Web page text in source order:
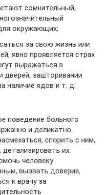
сомнительный,
окружающих;
за свою жизнь или
явно проявляется страх
выражаться в
дверей, зашторивании
наличие ядов и т. д.
поведение больного
и деликатно.
спорить с ним,
их.
человеку
вызвать доверие,
к врачу за